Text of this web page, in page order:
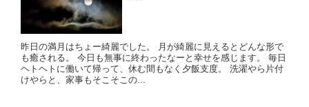
昨日の満月はちょー綺麗でした。 月が綺麗に見えるとどんな形で
も癒される。 今日も無事に終わったなーと幸せを感じます。 毎日
ヘトヘトに働いて帰って、休む間もなく夕飯支度。 洗濯やら片付
けやらと、家事もそこそこの...